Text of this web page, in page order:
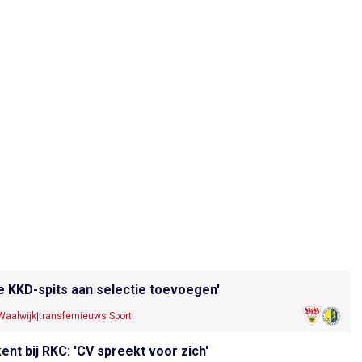
spits aan selectie toevoegen'
|transfernieuws Sport
bij RKC: 'CV spreekt voor zich'